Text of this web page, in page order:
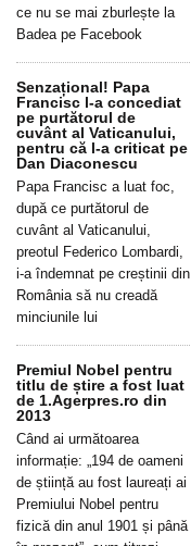
ce nu se mai zburlește la
Badea pe Facebook
Senzațional! Papa
Francisc l-a concediat
pe purtătorul de
cuvânt al Vaticanului,
pentru că l-a criticat pe
Dan Diaconescu
Papa Francisc a luat foc,
după ce purtătorul de
cuvânt al Vaticanului,
preotul Federico Lombardi,
i-a îndemnat pe creștinii din
România să nu creadă
minciunile lui
Premiul Nobel pentru
titlu de știre a fost luat
de 1.Agerpres.ro din
2013
Când ai următoarea
informație: „194 de oameni
de știință au fost laureați ai
Premiului Nobel pentru
fizică din anul 1901 și până